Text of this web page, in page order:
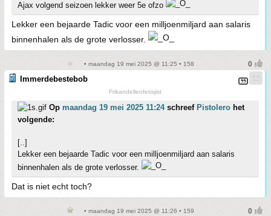
Ajax volgend seizoen lekker weer 5e ofzo
Lekker een bejaarde Tadic voor een milljoenmiljard aan salaris
binnenhalen als de grote verlosser.
• maandag 19 mei 2025 @ 11:25 • 158
Immerdebestebob
Frikandellenfetisjist
Op maandag 19 mei 2025 11:24schreef Pistolero het
volgende:
[..]
Lekker een bejaarde Tadic voor een milljoenmiljard aan salaris
binnenhalen als de grote verlosser.
Dat is niet echt toch?
• maandag 19 mei 2025 @ 11:26 • 159